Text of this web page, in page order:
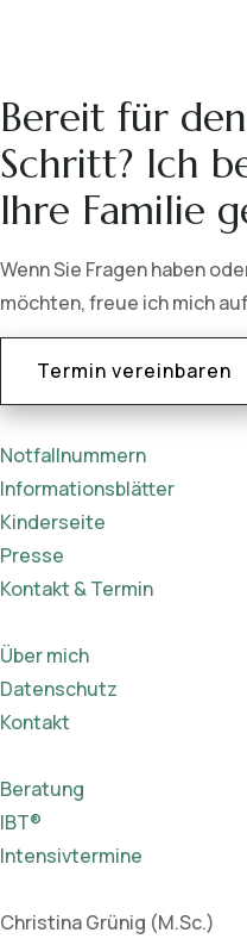
Bereit für
Schritt? Ich
Ihre Familie
Wenn Sie Fragen haben
möchten, freue ich mich
Termin vereinbaren
Notfallnummern
Informationsblätter
Kinderseite
Presse
Kontakt & Termin
Über mich
Datenschutz
Kontakt
Beratung
IBT®
Intensivtermine
Christina Grünig (M.Sc.)